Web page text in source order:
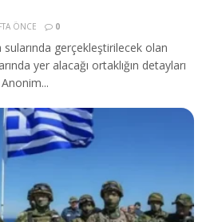
ÖNCE 0
gerçekleştirilecek olan
yer alacağı ortaklığın detayları